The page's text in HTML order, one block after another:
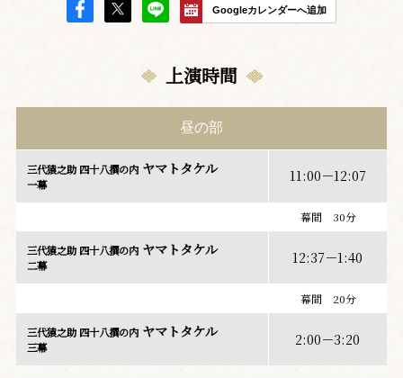
Googleカレンダーへ追加
上演時間
昼の部
三代猿之助 四十八撰の内ヤマトタケル
一幕 11:00－12:07
幕間 30分
三代猿之助 四十八撰の内ヤマトタケル
二幕 12:37－1:40
幕間 20分
三代猿之助 四十八撰の内ヤマトタケル
三幕 2:00－3:20